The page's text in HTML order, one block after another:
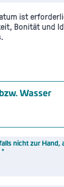
ist
Bonität und
Wasser
nicht zur Hand,
*